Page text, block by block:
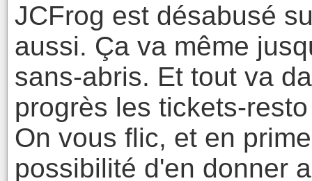
JCFrog est désabusé
aussi. Ça va même
sans-abris. Et tout va
progrès les tickets-
On vous flic, et en
possibilité d'en donner